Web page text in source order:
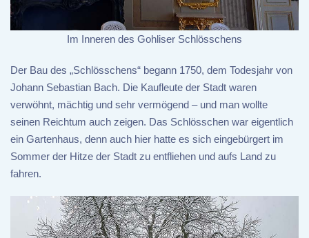
Im Inneren des Gohliser Schlösschens
Der Bau des „Schlösschens“ begann 1750, dem Todesjahr von
Johann Sebastian Bach. Die Kaufleute der Stadt waren
verwöhnt, mächtig und sehr vermögend – und man wollte
seinen Reichtum auch zeigen. Das Schlösschen war eigentlich
ein Gartenhaus, denn auch hier hatte es sich eingebürgert im
Sommer der Hitze der Stadt zu entfliehen und aufs Land zu
fahren.